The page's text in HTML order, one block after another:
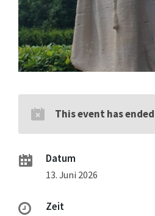
This event has ended
Datum
13. Juni 2026
Zeit